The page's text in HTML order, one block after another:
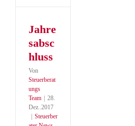
Jahre
sabsc
hluss
Von
Steuerberat
ungs
Team | 28.
Dez..2017
| Steuerber